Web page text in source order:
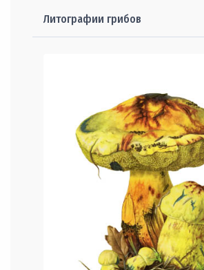
Литографии грибов